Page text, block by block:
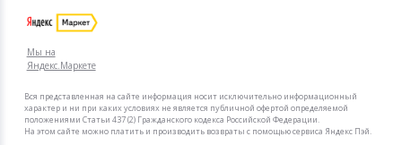
Мы на
Яндекс.Маркете
Вся представленная на сайте информация носит исключительно информационный
характер и ни при каких условиях не является публичной офертой определяемой
положениями Статьи 437 (2) Гражданского кодекса Российской Федерации.
На этом сайте можно платить и производить возвраты с помощью сервиса Яндекс Пэй.